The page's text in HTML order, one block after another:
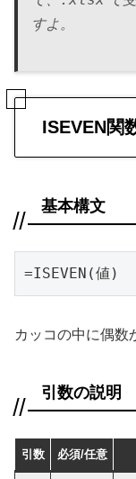
すよ。
ISEVEN関
基本構文
=ISEVEN(値)
カッコの中に偶数
引数の説明
引数 必須/任意